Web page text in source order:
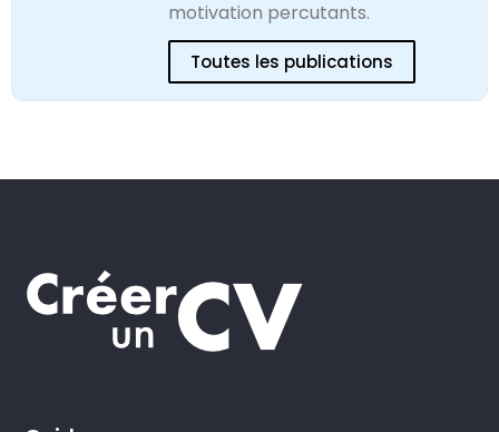
motivation percutants.
Toutes les publications